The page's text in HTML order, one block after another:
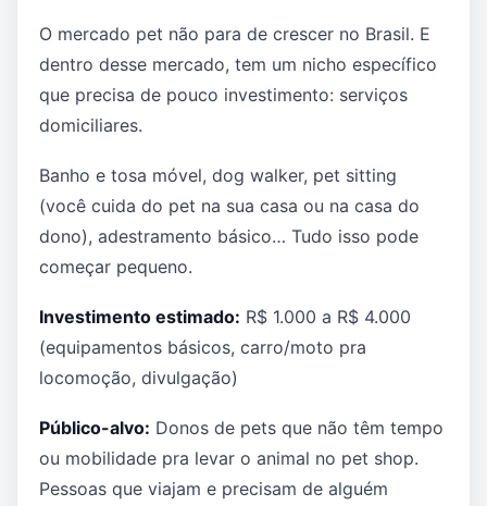
O mercado pet não para de crescer no Brasil. E
dentro desse mercado, tem um nicho específico
que precisa de pouco investimento: serviços
domiciliares.
Banho e tosa móvel, dog walker, pet sitting
(você cuida do pet na sua casa ou na casa do
dono), adestramento básico… Tudo isso pode
começar pequeno.
Investimento estimado: R$ 1.000 a R$ 4.000
(equipamentos básicos, carro/moto pra
locomoção, divulgação)
Público-alvo: Donos de pets que não têm tempo
ou mobilidade pra levar o animal no pet shop.
Pessoas que viajam e precisam de alguém